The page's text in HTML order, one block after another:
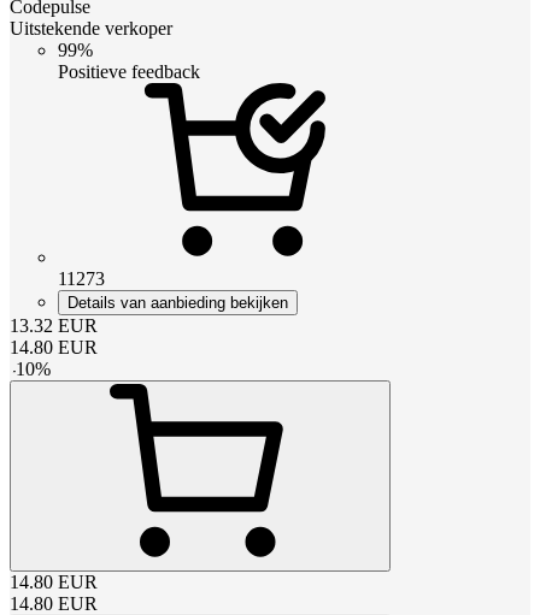
Codepulse
Uitstekende verkoper
99%
Positieve feedback
11273
Details van aanbieding bekijken
13.32 EUR
14.80 EUR
-10%
14.80 EUR
14.80 EUR